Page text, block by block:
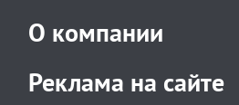
О компании
Реклама на сайте